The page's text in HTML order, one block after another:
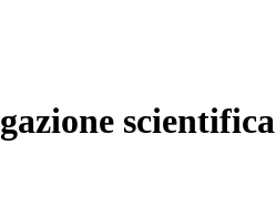
scientifica